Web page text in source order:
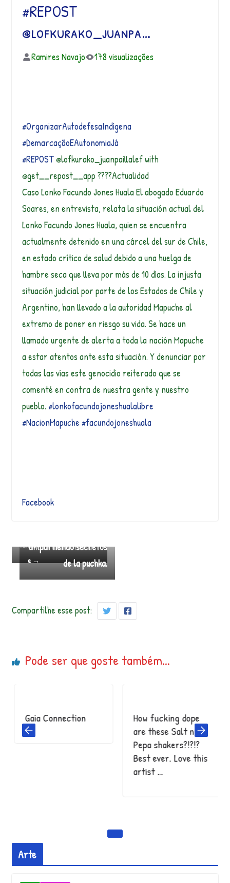
#REPOST
@lofkurako_juanpa…
Ramires Navajo 178 visualizações
#OrganizarAutodefesaIndígena
#DemarcaçãoEAutonomiaJá
#REPOST@lofkurako_juanpaillalef with
@get__repost__app ????Actualidad
Caso Lonko Facundo Jones Huala El abogado Eduardo
Soares, en entrevista, relata la situación actual del
Lonko Facundo Jones Huala, quien se encuentra
actualmente detenido en una cárcel del sur de Chile,
en estado crítico de salud debido a una huelga de
hambre seca que lleva por más de 10 días. La injusta
situación judicial por parte de los Estados de Chile y
Argentino, han llevado a la autoridad Mapuche al
extremo de poner en riesgo su vida. Se hace un
llamado urgente de alerta a toda la nación Mapuche
a estar atentos ante esta situación. Y denunciar por
todas las vías este genocidio reiterado que se
comenté en contra de nuestra gente y nuestro
pueblo. #lonkofacundojoneshualalibre
#NacionMapuche#facundojoneshuala
Facebook
terior con una sonrisa
uint
e →
partiendo secretos
de la puchka.
Compartilhe esse post:
Pode ser que goste também...
Gaia Connection
How fucking dope
are these Salt n
Pepa shakers?!?!?
Best ever. Love this
artist …
Arte